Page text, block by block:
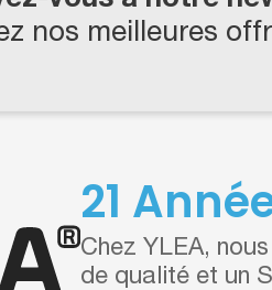
nos meilleures
21
Chez YLEA,
de qualité et un